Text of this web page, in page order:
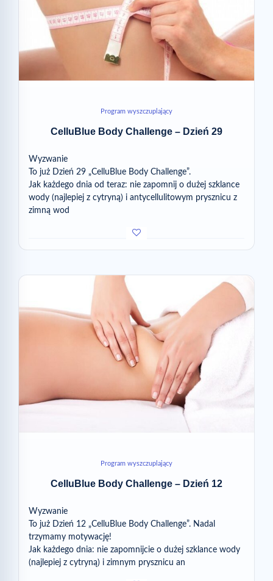
Program wyszczuplający
CelluBlue Body Challenge – Dzień 29
Wyzwanie
To już Dzień 29 „CelluBlue Body Challenge”.
Jak każdego dnia od teraz: nie zapomnij o dużej szklance
wody (najlepiej z cytryną) i antycellulitowym prysznicu z
zimną wod
Program wyszczuplający
CelluBlue Body Challenge – Dzień 12
Wyzwanie
To już Dzień 12 „CelluBlue Body Challenge”. Nadal
trzymamy motywację!
Jak każdego dnia: nie zapomnijcie o dużej szklance wody
(najlepiej z cytryną) i zimnym prysznicu an